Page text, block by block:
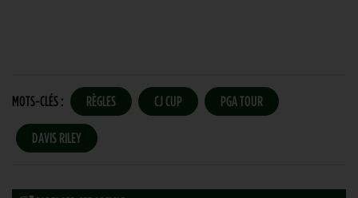
MOTS-CLÉS : RÈGLES CJ CUP PGA TOUR
DAVIS RILEY